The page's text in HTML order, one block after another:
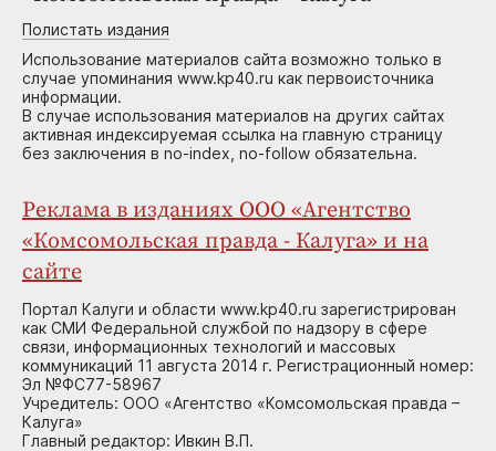
Полистать издания
Использование материалов сайта возможно только в
случае упоминания www.kp40.ru как первоисточника
информации.
В случае использования материалов на других сайтах
активная индексируемая ссылка на главную страницу
без заключения в no-index, no-follow обязательна.
Реклама в изданиях ООО «Агентство
«Комсомольская правда - Калуга» и на
сайте
Портал Калуги и области www.kp40.ru зарегистрирован
как СМИ Федеральной службой по надзору в сфере
связи, информационных технологий и массовых
коммуникаций 11 августа 2014 г. Регистрационный номер:
Эл №ФС77-58967
Учредитель: ООО «Агентство «Комсомольская правда –
Калуга»
Главный редактор: Ивкин В.П.